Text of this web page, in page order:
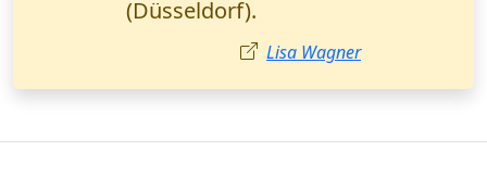
Matthias Bauer